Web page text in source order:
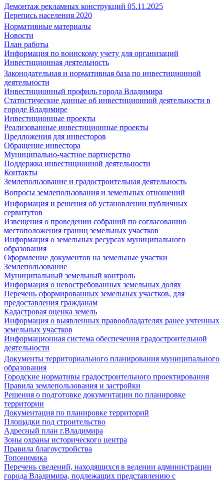
Демонтаж рекламных конструкций 05.11.2025
Перепись населения 2020
Нормативные материалы
Новости
План работы
Информация по воинскому учету для организаций
Инвестиционная деятельность
Законодательная и нормативная база по инвестиционной
деятельности
Инвестиционный профиль города Владимира
Статистические данные об инвестиционной деятельности в
городе Владимире
Инвестиционные проекты
Реализованные инвестиционные проекты
Предложения для инвесторов
Обращение инвестора
Муниципально-частное партнерство
Поддержка инвестиционной деятельности
Контакты
Землепользование и градостроительная деятельность
Вопросы землепользования и земельных отношений
Информация и решения об установлении публичных
сервитутов
Извещения о проведении собраний по согласованию
местоположения границ земельных участков
Информация о земельных ресурсах муниципального
образования
Оформление документов на земельные участки
Землепользование
Муниципальный земельный контроль
Информация о невостребованных земельных долях
Перечень сформированных земельных участков, для
предоставления гражданам
Кадастровая оценка земель
Информация о выявленных правообладателях ранее учтенных
земельных участков
Информационная система обеспечения градостроительной
деятельности
Документы территориального планирования муниципального
образования
Городские нормативы градостроительного проектирования
Правила землепользования и застройки
Решения о подготовке документации по планировке
территории
Документация по планировке территорий
Площадки под строительство
Адресный план г.Владимира
Зоны охраны исторического центра
Правила благоустройства
Топонимика
Перечень сведений, находящихся в ведении администрации
города Владимира, подлежащих представлению с